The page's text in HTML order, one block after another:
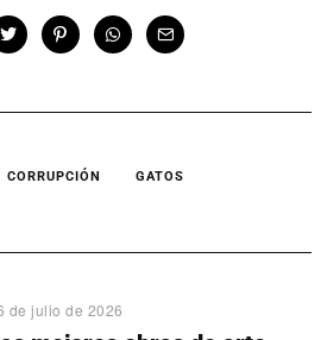
CORRUPCIÓN GATOS
de julio de 2026